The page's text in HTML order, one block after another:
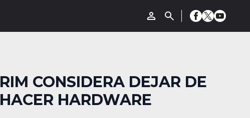
RIM CONSIDERA DEJAR DE
HACER HARDWARE